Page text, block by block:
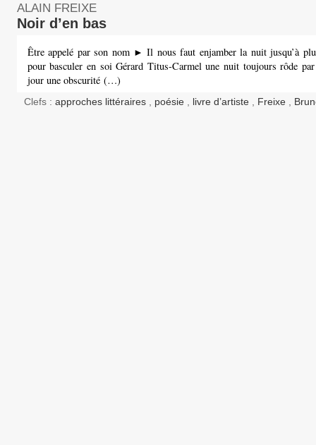
ALAIN FREIXE
Noir d’en bas
Être appelé par son nom ► Il nous faut enjamber la nuit jusqu’à
pour basculer en soi Gérard Titus-Carmel une nuit toujours rôde
jour une obscurité (…)
Clefs : approches littéraires poésie livre d’artiste Freixe